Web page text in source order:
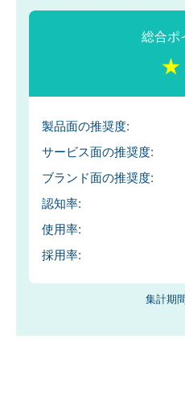
総合ポ
★
製品面の推奨度:
サービス面の推奨度:
ブランド面の推奨度:
認知率:
使用率:
採用率:
集計期